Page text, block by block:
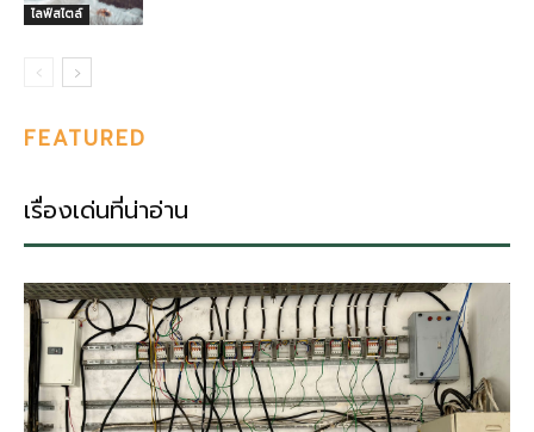
ไลฟ์สไตล์
FEATURED
เรื่องเด่นที่น่าอ่าน